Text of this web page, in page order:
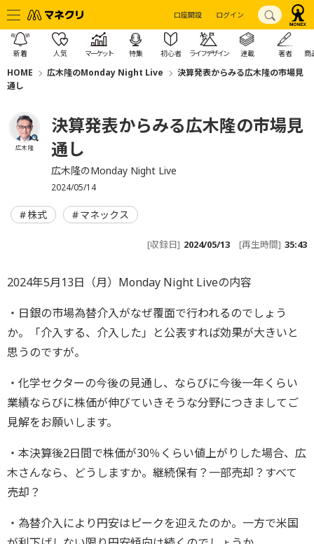
口座開設 ログイン
新着 人気 マーケット 特集 初心者 ライフデザイン 連載 著者 商
HOME 広木隆のMonday Night Live
決算発表からみる広木隆の市場見
通し
広木 隆
決算発表からみる広木隆の市場見
通し
広木隆のMonday Night Live
2024/05/14
株式 マネックス
[収録日] 2024/05/13 [再生時間] 35:43
2024年5月13日（月）Monday Night Liveの内容
・日銀の市場為替介入がなぜ覆面で行われるのでしょう
か。「介入する、介入した」と公表すれば効果が大きいと
思うのですが。
・化学セクターの今後の見通し、ならびに今後一年くらい
業績ならびに株価が伸びていきそうな分野につきましてご
見解をお願いします。
・本決算後2日間で株価が30％くらい値上がりした場合、広
木さんなら、どうしますか。継続保有？一部売却？すべて
売却？
・為替介入により円安はピークを迎えたのか。一方で米国